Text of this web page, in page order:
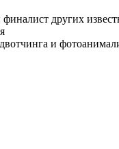
других
и